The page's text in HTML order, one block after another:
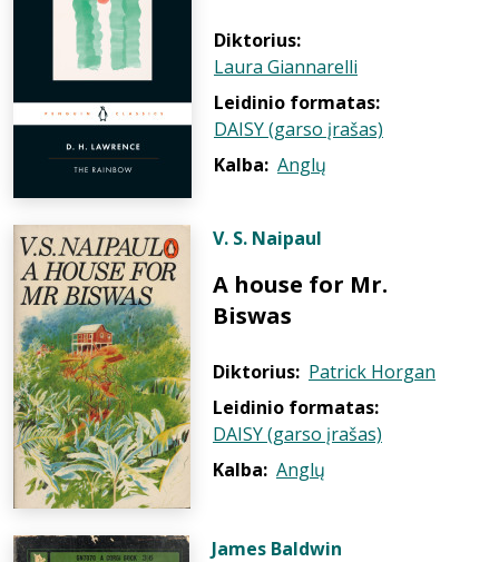
Diktorius:
Laura Giannarelli
Leidinio formatas:
DAISY (garso įrašas)
Kalba: Anglų
V. S. Naipaul
A house for Mr.
Biswas
Diktorius: Patrick Horgan
Leidinio formatas:
DAISY (garso įrašas)
Kalba: Anglų
James Baldwin